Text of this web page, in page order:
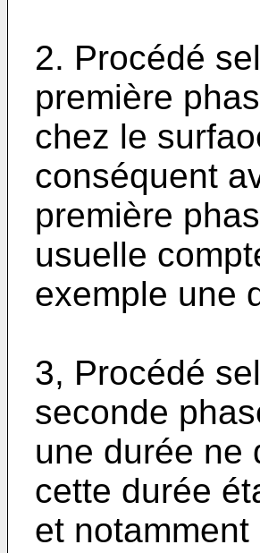
2. Procédé
première
chez le
conséquent
première
usuelle
exemple une
3, Procédé
seconde
une durée ne
cette durée
et